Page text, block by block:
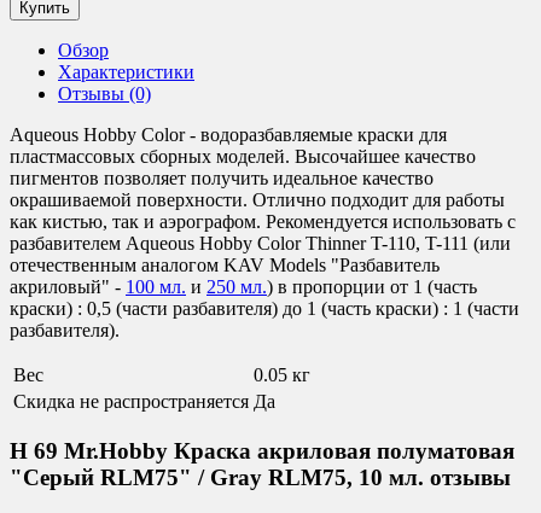
Обзор
Характеристики
Отзывы (0)
Aqueous Hobby Color - водоразбавляемые краски для
пластмассовых сборных моделей. Высочайшее качество
пигментов позволяет получить идеальное качество
окрашиваемой поверхности. Отлично подходит для работы
как кистью, так и аэрографом. Рекомендуется использовать с
разбавителем Aqueous Hobby Color Thinner T-110, T-111 (или
отечественным аналогом KAV Models "Разбавитель
акриловый" - 100 мл. и 250 мл.) в пропорции от 1 (часть
краски) : 0,5 (части разбавителя) до 1 (часть краски) : 1 (части
разбавителя).
Вес
0.05 кг
Скидка не распространяется Да
H 69 Mr.Hobby Краска акриловая полуматовая
"Серый RLM75" / Gray RLM75, 10 мл. отзывы